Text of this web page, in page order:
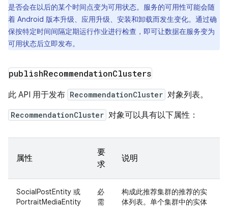
是否会在以后的某个时间点变为可用状态。服务的可用性可能会随
着 Android 版本升级、应用升级、安装和卸载而发生变化。通过确
保按特定时间间隔定期运行作业进行检查，即可让数据在服务变为
可用状态后立即发布。
publishRecommendationClusters
此 API 用于发布 RecommendationCluster 对象列表。
RecommendationCluster 对象可以具有以下属性：
属性
要
求
说明
SocialPostEntity 或
PortraitMediaEntity
必
需
构成此推荐集群的推荐的实
体列表。单个集群中的实体